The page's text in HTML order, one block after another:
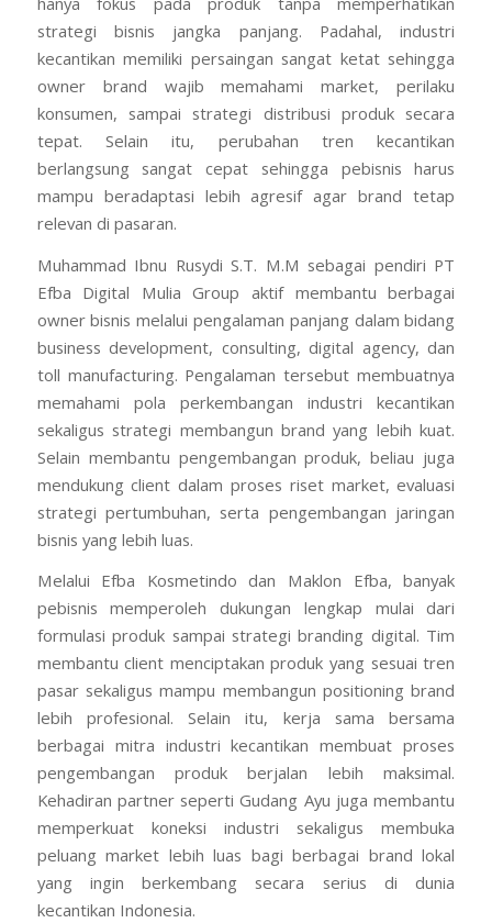
strategi bisnis jangka panjang. Padahal, industri
kecantikan memiliki persaingan sangat ketat sehingga
owner brand wajib memahami market, perilaku
konsumen, sampai strategi distribusi produk secara
tepat. Selain itu, perubahan tren kecantikan
berlangsung sangat cepat sehingga pebisnis harus
mampu beradaptasi lebih agresif agar brand tetap
relevan di pasaran.
Muhammad Ibnu Rusydi S.T. M.M sebagai pendiri PT
Efba Digital Mulia Group aktif membantu berbagai
owner bisnis melalui pengalaman panjang dalam bidang
business development, consulting, digital agency, dan
toll manufacturing. Pengalaman tersebut membuatnya
memahami pola perkembangan industri kecantikan
sekaligus strategi membangun brand yang lebih kuat.
Selain membantu pengembangan produk, beliau juga
mendukung client dalam proses riset market, evaluasi
strategi pertumbuhan, serta pengembangan jaringan
bisnis yang lebih luas.
Melalui Efba Kosmetindo dan Maklon Efba, banyak
pebisnis memperoleh dukungan lengkap mulai dari
formulasi produk sampai strategi branding digital. Tim
membantu client menciptakan produk yang sesuai tren
pasar sekaligus mampu membangun positioning brand
lebih profesional. Selain itu, kerja sama bersama
berbagai mitra industri kecantikan membuat proses
pengembangan produk berjalan lebih maksimal.
Kehadiran partner seperti Gudang Ayu juga membantu
memperkuat koneksi industri sekaligus membuka
peluang market lebih luas bagi berbagai brand lokal
yang ingin berkembang secara serius di dunia
kecantikan Indonesia.